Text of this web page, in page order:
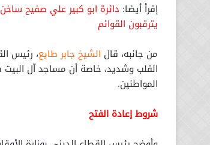
إقرأ أيضا: دائرة ابو كبير علي صفيح
يترقبون القوائم
من جانبه، قال الشيخ جابر طايع، رئيس
القلب وشديد، خاصة أن مساجد آل
المواطنين.
شروط إعادة الفتح